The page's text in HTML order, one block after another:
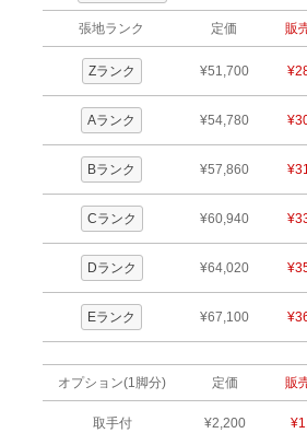
張地ランク 定価 販
Zランク ¥51,700
Aランク ¥54,780
Bランク ¥57,860
Cランク ¥60,940
Dランク ¥64,020
Eランク ¥67,100
オプション(1脚分) 定価 販
取手付 ¥2,200